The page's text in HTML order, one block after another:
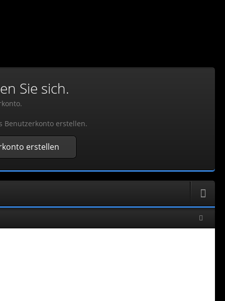
Sie sich.
Benutzerkonto erstellen.
erstellen